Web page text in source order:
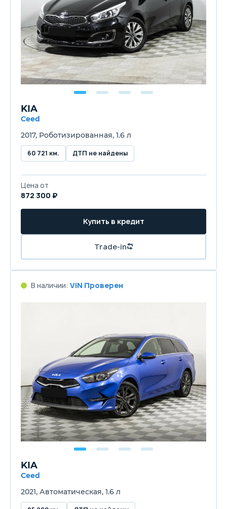
KIA
Ceed
2017, Роботизированная, 1.6 л
60 721 км. ДТП не найдены
Цена от
872 300 ₽
Купить в кредит
Trade-in
В наличии: VIN Проверен
KIA
Ceed
2021, Автоматическая, 1.6 л